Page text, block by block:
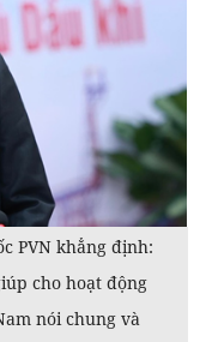
PVN khẳng định:
cho hoạt động
nói chung và